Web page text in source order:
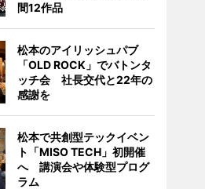
間12作品
松本のアイリッシュパブ
「OLD ROCK」でバトンタ
ッチ会 社長交代と22年の
感謝を
松本で共創型テックイベン
ト「MISO TECH」初開催
へ 講演会や体験型プログ
ラム